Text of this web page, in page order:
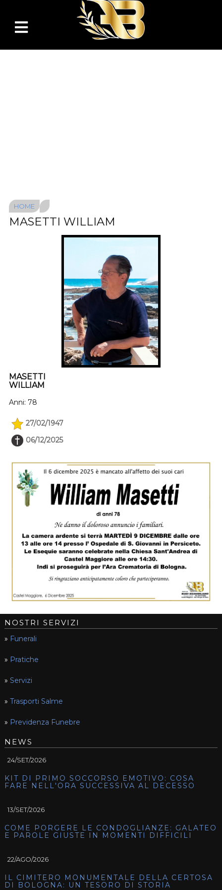
HOME
MASETTI WILLIAM
MASETTI
WILLIAM
Anni: 78
27/02/1947
06/12/2025
NOSTRI SERVIZI
» Funerali
» Pratiche
» Servizi
» Trasporti Salme
» Previdenza Funebre
NEWS
24/SET/2026
KIT DI PRIMO SOCCORSO EMOTIVO: COSA
FARE NELL'ORA SUCCESSIVA AL DECESSO
13/SET/2026
COME PORGERE LE CONDOGLIANZE: GALATEO
E PAROLE GIUSTE IN MOMENTI DIFFICILI
22/AGO/2026
IL CIMITERO MONUMENTALE DELLA CERTOSA
DI BOLOGNA: UN TESORO DI STORIA